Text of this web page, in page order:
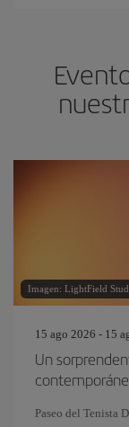
Imagen: LightField
15 ago 2026 - 15
Un
Paseo del Tenista